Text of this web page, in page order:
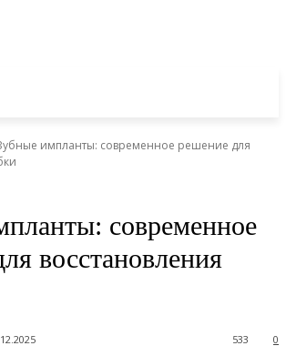
импланты: современное решение для
современное
восстановления
0
533